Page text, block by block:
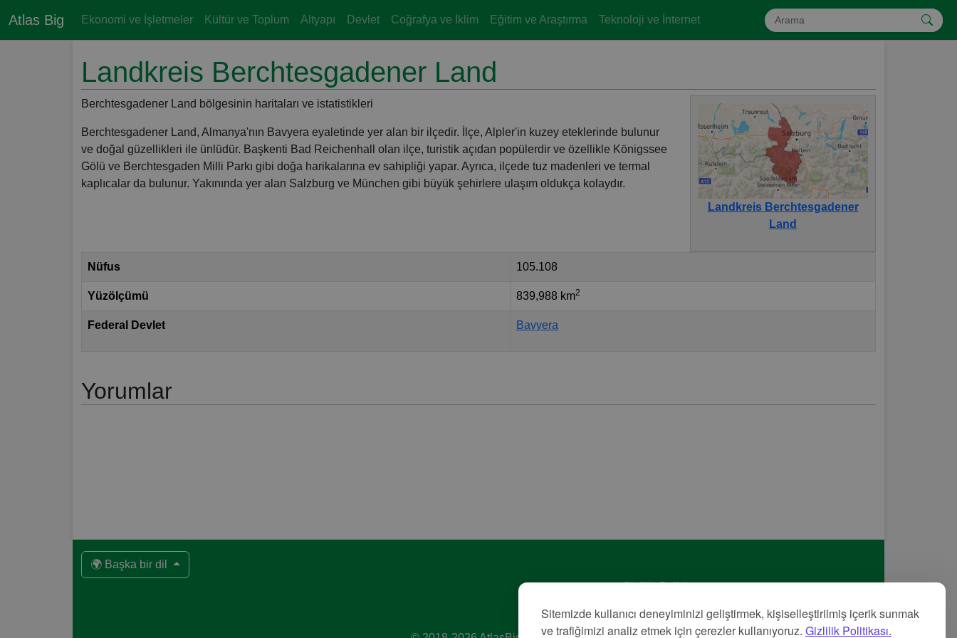
Sitemizde kullanıcı deneyiminizi geliştirmek, kişiselleştirilmiş içerik sunmak
ve trafiğimizi analiz etmek için çerezler kullanıyoruz. Gizlilik Politikası.
Atlas Big Ekonomi ve İşletmeler Kültür ve Toplum Altyapı Devlet Coğrafya ve İklim Eğitim ve Araştırma Teknoloji ve İnternet
Landkreis Berchtesgadener Land
Berchtesgadener Land bölgesinin haritaları ve istatistikleri
Berchtesgadener Land, Almanya'nın Bavyera eyaletinde yer alan bir ilçedir. İlçe, Alpler'in kuzey eteklerinde bulunur
ve doğal güzellikleri ile ünlüdür. Başkenti Bad Reichenhall olan ilçe, turistik açıdan popülerdir ve özellikle Königssee
Gölü ve Berchtesgaden Milli Parkı gibi doğa harikalarına ev sahipliği yapar. Ayrıca, ilçede tuz madenleri ve termal
kaplıcalar da bulunur. Yakınında yer alan Salzburg ve München gibi büyük şehirlere ulaşım oldukça kolaydır.
Landkreis Berchtesgadener
Land
Nüfus 105.108
Yüzölçümü 839,988 km2
Federal Devlet Bavyera
Yorumlar
🌍 Başka bir dil
Gizlilik Politikası
Künye